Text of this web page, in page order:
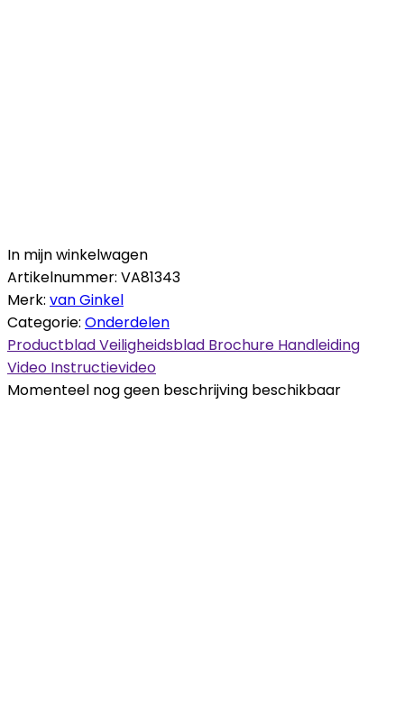
In mijn winkelwagen
Artikelnummer: VA81343
Merk: van Ginkel
Categorie: Onderdelen
ProductbladVeiligheidsblad Brochure Handleiding
Video Instructievideo
Momenteel nog geen beschrijving beschikbaar